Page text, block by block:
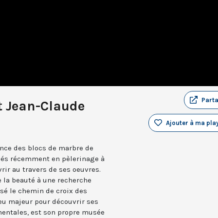
Claude
Ajouter à ma
des blocs de marbre de
récemment en pèlerinage à
au travers de ses oeuvres.
beauté à une recherche
le chemin de croix des
majeur pour découvrir ses
est son propre musée